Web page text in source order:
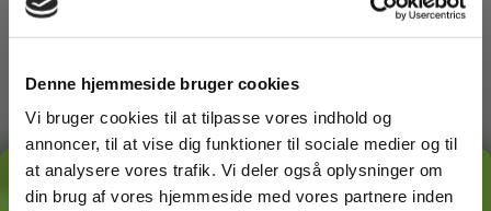
Denne hjemmeside bruger cookies
Vi bruger cookies til at tilpasse vores indhold og
annoncer, til at vise dig funktioner til sociale medier og til
at analysere vores trafik. Vi deler også oplysninger om
din brug af vores hjemmeside med vores partnere inden
GRATIS PRISESTIMAT